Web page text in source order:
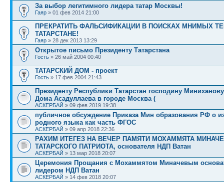
За выбор легитимного лидера татар Москвы!
Гаяр » 01 фев 2014 21:00
ПРЕКРАТИТЬ ФАЛЬСИФИКАЦИИ В ПОИСКАХ МНИМЫХ
ТАТАРСТАНЕ!
Гаяр » 28 дек 2013 13:29
Открытое письмо Президенту Татарстана
Гость » 26 май 2004 00:40
ТАТАРСКИЙ ДОМ - проект
Гость » 17 фев 2004 21:43
Президенту Республики Татарстан господину
Дома Асадуллаева в городе Москва (
АСКЕРБАЙ » 09 фев 2019 19:38
публичное обсуждение Приказа Мин образования РФ о
родного языка как часть ФГОС
АСКЕРБАЙ » 09 апр 2018 22:36
РАХИМ ИТЕГЕЗ НА ВЕЧЕР ПАМЯТИ МОХАММЯТА
ТАТАРСКОГО ПАТРИОТА, основателя НДП Ватан
АСКЕРБАЙ » 13 мар 2018 20:07
Церемония Прощания с Мохаммятом Миначевым
лидером НДП Ватан
АСКЕРБАЙ » 14 фев 2018 20:07